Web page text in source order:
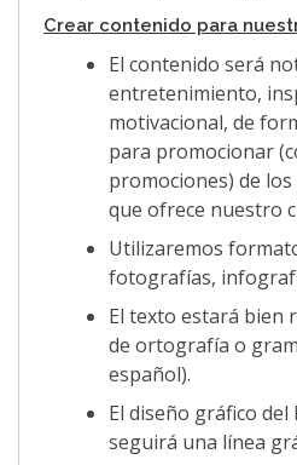
Crear contenido para
El contenido será
entretenimiento,
motivacional, de
para promocionar
promociones) de
que ofrece nuestro
Utilizaremos
fotografías,
El texto estará bien
de ortografía o
español).
El diseño gráfico
seguirá una línea